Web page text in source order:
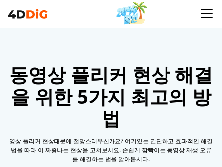
동영상 플리커 현상 해결
을 위한 5가지 최고의 방
법
영상 플리커 현상때문에 절망스러우신가요? 여기있는 간단하고 효과적인 해결
법을 따라 이 짜증나는 현상을 고쳐보세요. 손쉽게 깜빡이는 동영상 재생 오류
를 해결하는 법을 알아봅시다.